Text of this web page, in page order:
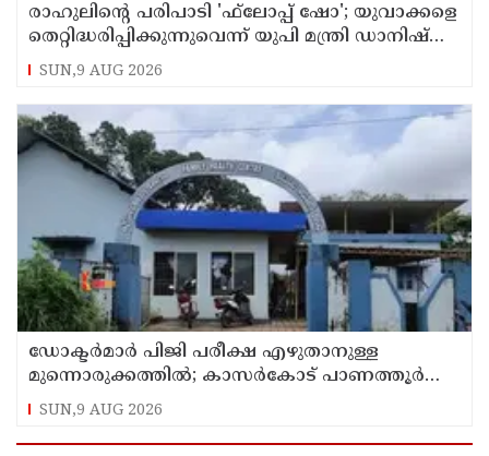
രാഹുലിന്റെ പരിപാടി 'ഫ്‌ലോപ്പ് ഷോ'; യുവാക്കളെ
തെറ്റിദ്ധരിപ്പിക്കുന്നുവെന്ന് യുപി മന്ത്രി ഡാനിഷ്
അന്‍സാരി
SUN,9 AUG 2026
ഡോക്ടര്‍മാര്‍ പിജി പരീക്ഷ എഴുതാനുള്ള
മുന്നൊരുക്കത്തില്‍; കാസര്‍കോട് പാണത്തൂര്‍
കുടുംബാരോഗ്യ കേന്ദ്രം അടച്ചുപൂട്ടി
SUN,9 AUG 2026